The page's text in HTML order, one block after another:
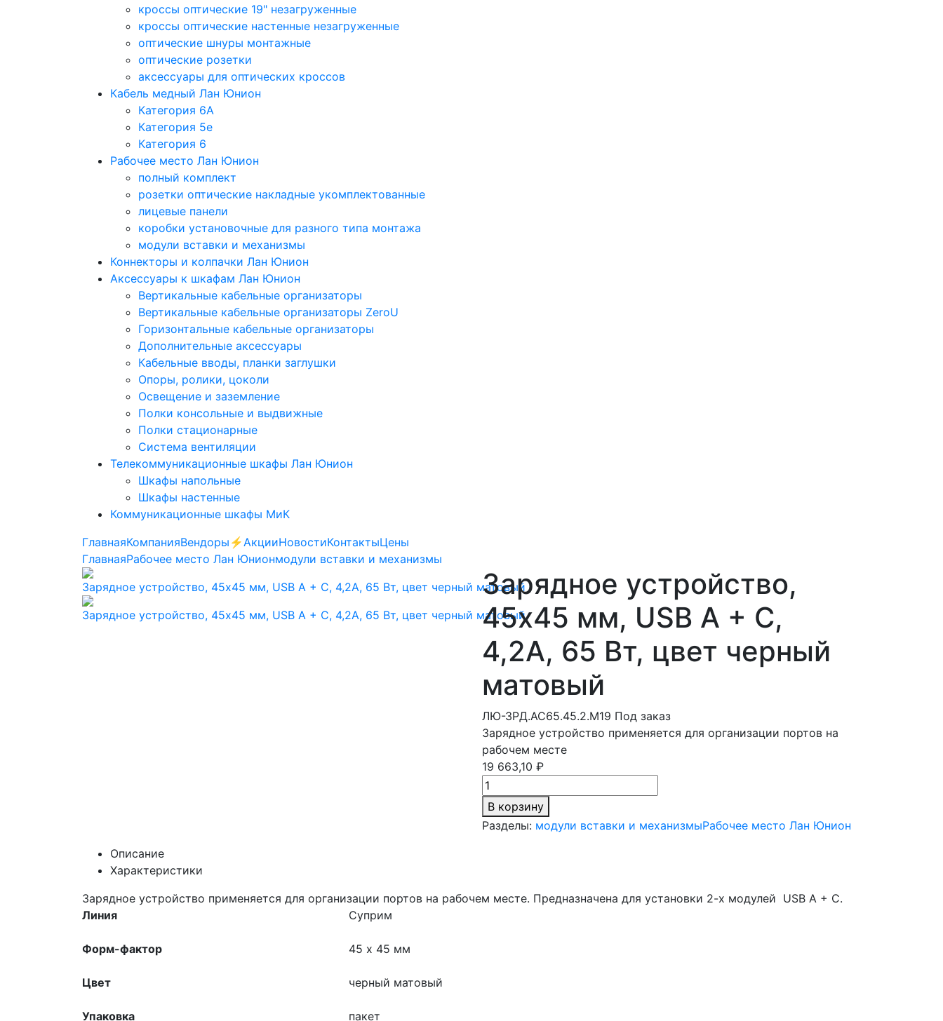
кроссы оптические 19" незагруженные
кроссы оптические настенные незагруженные
оптические шнуры монтажные
оптические розетки
аксессуары для оптических кроссов
Кабель медный Лан Юнион
Категория 6A
Категория 5e
Категория 6
Рабочее место Лан Юнион
полный комплект
розетки оптические накладные укомплектованные
лицевые панели
коробки установочные для разного типа монтажа
модули вставки и механизмы
Коннекторы и колпачки Лан Юнион
Аксессуары к шкафам Лан Юнион
Вертикальные кабельные организаторы
Вертикальные кабельные организаторы ZeroU
Горизонтальные кабельные организаторы
Дополнительные аксессуары
Кабельные вводы, планки заглушки
Опоры, ролики, цоколи
Освещение и заземление
Полки консольные и выдвижные
Полки стационарные
Система вентиляции
Телекоммуникационные шкафы Лан Юнион
Шкафы напольные
Шкафы настенные
Коммуникационные шкафы МиК
ГлавнаяКомпанияВендоры ⚡️АкцииНовостиКонтактыЦены
ГлавнаяРабочее место Лан Юнионмодули вставки и механизмы
Зарядное устройство,
45х45 мм, USB А + С,
4,2А, 65 Вт, цвет черный
матовый
ЛЮ-ЗРД.АС65.45.2.М19 Под заказ
Зарядное устройство применяется для организации портов на
рабочем месте
19 663,10 ₽
В корзину
Разделы: модули вставки и механизмыРабочее место Лан Юнион
Описание
Характеристики
Зарядное устройство применяется для организации портов на рабочем месте. Предназначена для установки 2-х модулей USB А + С.
Линия
Суприм
Форм-фактор 45 х 45 мм
Цвет черный матовый
Упаковка пакет